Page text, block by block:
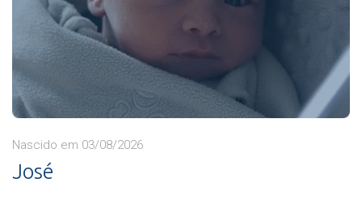
Nascido em 03/08/2026
José